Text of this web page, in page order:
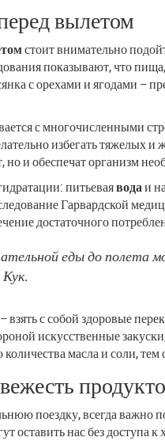
вылетом
стоит внимательно
показывают, что
с орехами и ягодами –
с многочисленными
избегать тяжелых
но и обеспечат организм
питьеваяводаи
Гарвардской
достаточного
еды до полета
с собой здоровые
искусственные
количества масла и соли,
поездку, всегда важно
оставить нас без